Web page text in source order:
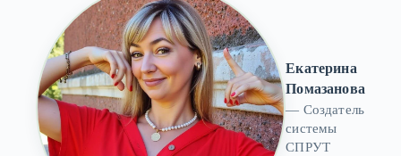
Екатерина
Помазанова
— Создатель
системы
СПРУТ